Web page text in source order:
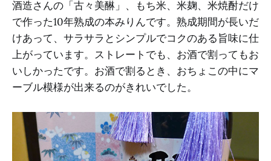
酒造さんの「古々美醂」、もち米、米麹、米焼酎だけ
で作った10年熟成の本みりんです。熟成期間が長いだ
けあって、サラサラとシンプルでコクのある旨味に仕
上がっています。ストレートでも、お酒で割ってもお
いしかったです。お酒で割るとき、おちょこの中にマ
ーブル模様が出来るのがきれいでした。